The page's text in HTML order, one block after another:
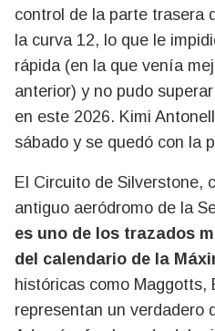
control de la parte trasera
la curva 12, lo que le
rápida (en la que venía
anterior) y no pudo
en este 2026. Kimi
sábado y se quedó con la
El Circuito de Silverstone,
antiguo aeródromo de la
es uno de los trazados
del calendario de la
históricas como Maggotts,
representan un verdadero